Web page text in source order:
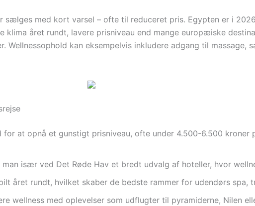
sælges med kort varsel – ofte til reduceret pris. Egypten er i
klima året rundt, lavere prisniveau end mange europæiske
kan eksempelvis inkludere adgang til massage,
for at opnå et gunstigt prisniveau, ofte under 4.500-6.500 kroner
man især ved Det Røde Hav et bredt udvalg af hoteller, hvor
året rundt, hvilket skaber de bedste rammer for udendørs
wellness med oplevelser som udflugter til pyramiderne, Nilen